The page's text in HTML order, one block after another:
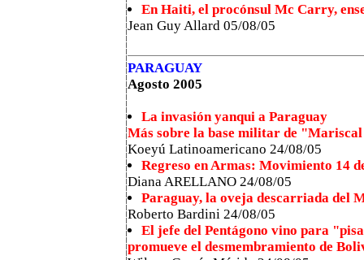
En Haiti, el procónsul Mc Carry,
Jean Guy Allard 05/08/05
PARAGUAY
Agosto 2005
La invasión yanqui a Paraguay
Más sobre la base militar de
Koeyú Latinoamericano 24/08/05
Regreso en Armas: Movimiento 14
Diana ARELLANO 24/08/05
Paraguay, la oveja descarriada del
Roberto Bardini 24/08/05
El jefe del Pentágono vino para
promueve el desmembramiento de